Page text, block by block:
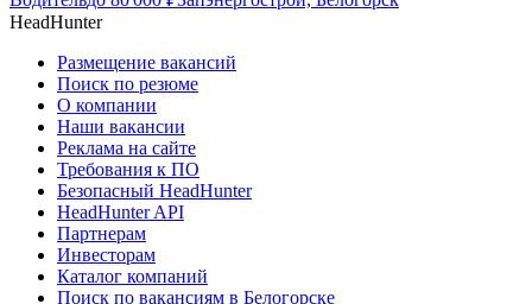
HeadHunter
Размещение вакансий
Поиск по резюме
О компании
Наши вакансии
Реклама на сайте
Требования к ПО
Безопасный HeadHunter
HeadHunter API
Партнерам
Инвесторам
Каталог компаний
Поиск по вакансиям в Белогорске